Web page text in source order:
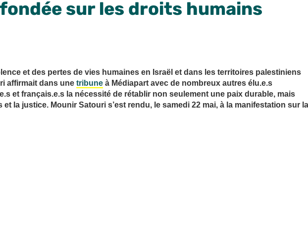
sur les droits humains
et des pertes de vies humaines en Israël et dans les territoires palestiniens
affirmait dans une tribune à Médiapart avec de nombreux autres élu.e.s
et français.e.s la nécessité de rétablir non seulement une paix durable, mais
la justice. Mounir Satouri s’est rendu, le samedi 22 mai, à la manifestation sur la